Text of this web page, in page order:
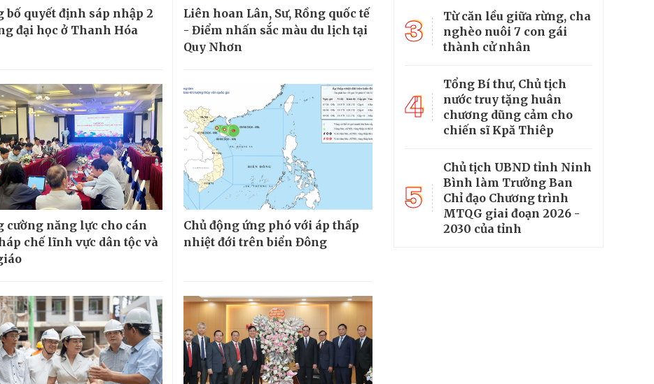
bố quyết định sáp nhập 2
đại học ở Thanh Hóa
Liên hoan Lân, Sư, Rồng quốc tế
- Điểm nhấn sắc màu du lịch tại
Quy Nhơn
cường năng lực cho cán
chế lĩnh vực dân tộc và
Chủ động ứng phó với áp thấp
nhiệt đới trên biển Đông
3
Từ căn lều giữa rừng, cha
nghèo nuôi 7 con gái
thành cử nhân
4
Tổng Bí thư, Chủ tịch
nước truy tặng huân
chương dũng cảm cho
chiến sĩ Kpă Thiêp
5
Chủ tịch UBND tỉnh Ninh
Bình làm Trưởng Ban
Chỉ đạo Chương trình
MTQG giai đoạn 2026 -
2030 của tỉnh